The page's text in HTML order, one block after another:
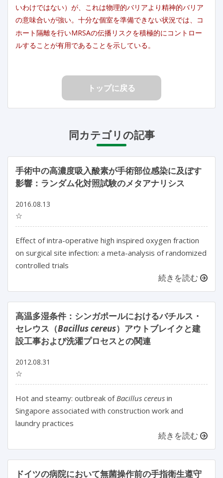
いわけではない）が、これは物理的バリアより精神的バリア
の意味合いが強い。十分な個室を準備できない状況では、コ
ホート隔離を行いMRSAの伝播リスクを積極的にコントロー
ルすることが有用であることを示している。
トップに戻る
同カテゴリの記事
手術中の高濃度吸入酸素が手術部位感染に及ぼす
影響：ランダム化対照試験のメタアナリシス
2016.08.13
☆
Effect of intra-operative high inspired oxygen fraction
on surgical site infection: a meta-analysis of randomized
controlled trials
続きを読む
高温多湿条件：シンガポールにおけるバチルス・
セレウス（Bacillus cereus）アウトブレイクと建
設工事および洗濯プロセスとの関連
2012.08.31
☆
Hot and steamy: outbreak ofBacillus cereus in
Singapore associated with construction work and
laundry practices
続きを読む
ドイツの病院において無菌操作前の手指衛生遵守